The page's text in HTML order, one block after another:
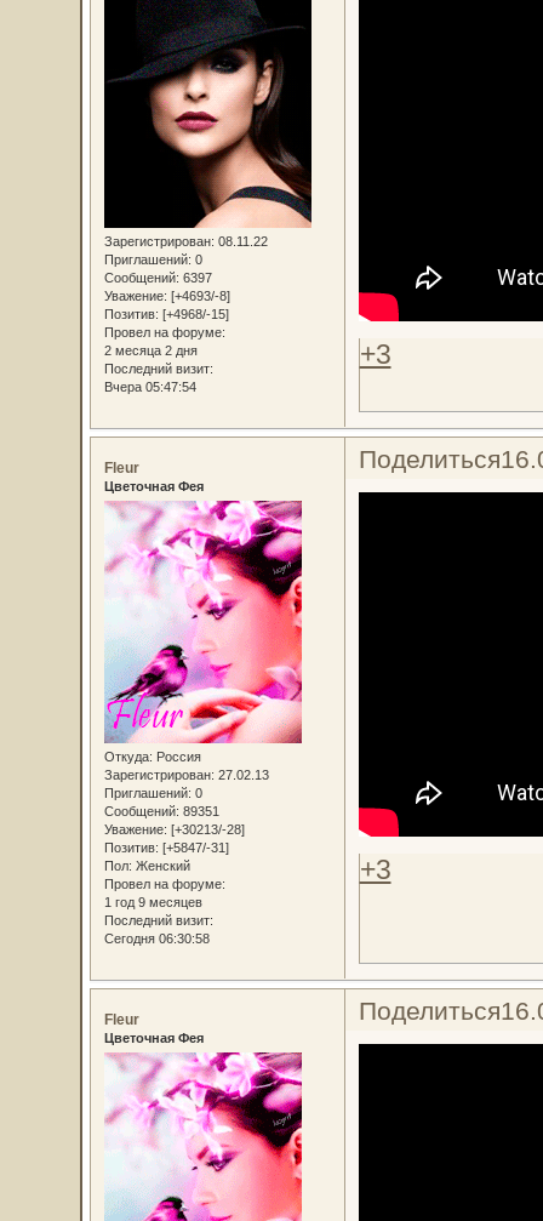
Зарегистрирован: 08.11.22
Приглашений: 0
Сообщений: 6397
Уважение: [+4693/-8]
Позитив: [+4968/-15]
Провел на форуме:
2 месяца 2 дня
Последний визит:
Вчера 05:47:54
+3
Поделиться
Fleur
Цветочная Фея
Откуда: Россия
Зарегистрирован: 27.02.13
Приглашений: 0
Сообщений: 89351
Уважение: [+30213/-28]
Позитив: [+5847/-31]
Пол: Женский
Провел на форуме:
1 год 9 месяцев
Последний визит:
Сегодня 06:30:58
+3
Поделиться
Fleur
Цветочная Фея